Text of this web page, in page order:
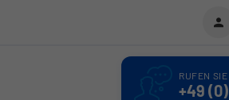
RUFEN
+49 (0)